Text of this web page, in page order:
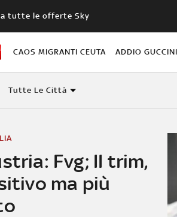
tutte le offerte Sky
CAOS MIGRANTI CEUTA ADDIO GUCCINI
Tutte Le Città
Fvg; II trim,
ma più